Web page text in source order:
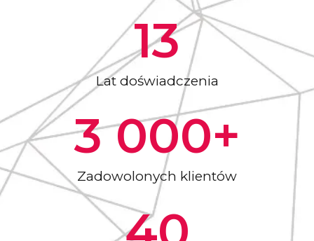
Lat doświadczenia
13
Zadowolonych klientów
3 000+